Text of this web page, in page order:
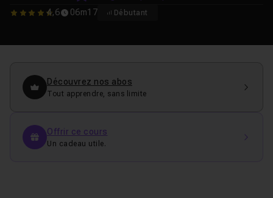
4.6153846153846
4,6 06m17 Débutant
Découvrez nos abos
Tout apprendre, sans limite
Offrir ce cours
Un cadeau utile.